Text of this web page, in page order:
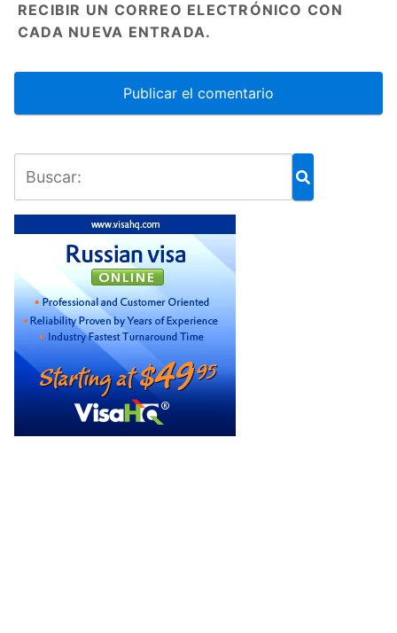
RECIBIR UN CORREO ELECTRÓNICO CON
CADA NUEVA ENTRADA.